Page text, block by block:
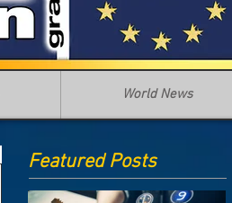
World News
Featured Posts